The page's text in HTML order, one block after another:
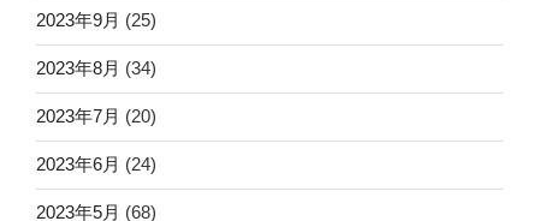
2023年9月 (25)
2023年8月 (34)
2023年7月 (20)
2023年6月 (24)
2023年5月 (68)